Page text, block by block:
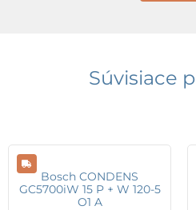
Súvisiace
Bosch CONDENS
GC5700iW 15 P + W 120-5
O1 A